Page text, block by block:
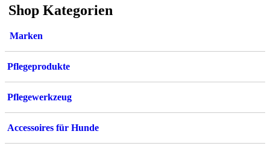
Shop Kategorien
Marken
Pflegeprodukte
Pflegewerkzeug
Accessoires für Hunde